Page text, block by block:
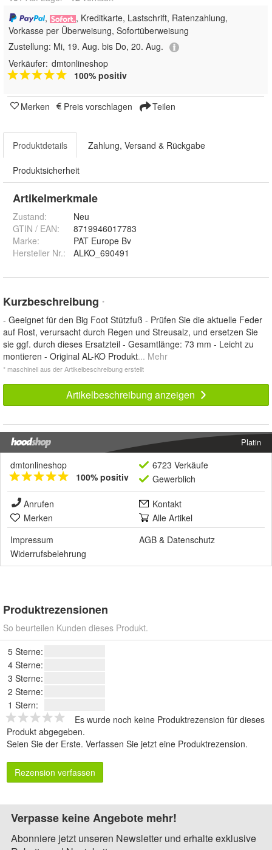
,
, Kreditkarte, Lastschrift, Ratenzahlung,
Vorkasse per Überweisung, Sofortüberweisung
Zustellung: Mi, 19. Aug. bis Do, 20. Aug.
Verkäufer: dmtonlineshop
100% positiv
Merken Preis vorschlagen Teilen
Produktdetails Zahlung, Versand & Rückgabe
Produktsicherheit
Artikelmerkmale
Zustand:
Neu
GTIN / EAN:
8719946017783
Marke:
PAT Europe Bv
Hersteller Nr.:
ALKO_690491
Kurzbeschreibung *
- Geeignet für den Big Foot Stützfuß - Prüfen Sie die aktuelle Feder
auf Rost, verursacht durch Regen und Streusalz, und ersetzen Sie
sie ggf. durch dieses Ersatzteil - Gesamtlänge: 73 mm - Leicht zu
montieren - Original AL-KO Produkt... Mehr
* maschinell aus der Artikelbeschreibung erstellt
Artikelbeschreibung anzeigen
Platin
dmtonlineshop
100% positiv
6723 Verkäufe
Gewerblich
Anrufen
Kontakt
Merken
Alle Artikel
Impressum
AGB & Datenschutz
Widerrufsbelehrung
Produktrezensionen
So beurteilen Kunden dieses Produkt.
5 Sterne:
4 Sterne:
3 Sterne:
2 Sterne:
1 Stern:
Es wurde noch keine Produktrezension für dieses
Produkt abgegeben.
Seien Sie der Erste. Verfassen Sie jetzt eine Produktrezension.
Rezension verfassen
Verpasse keine Angebote mehr!
Abonniere jetzt unseren Newsletter und erhalte exklusive